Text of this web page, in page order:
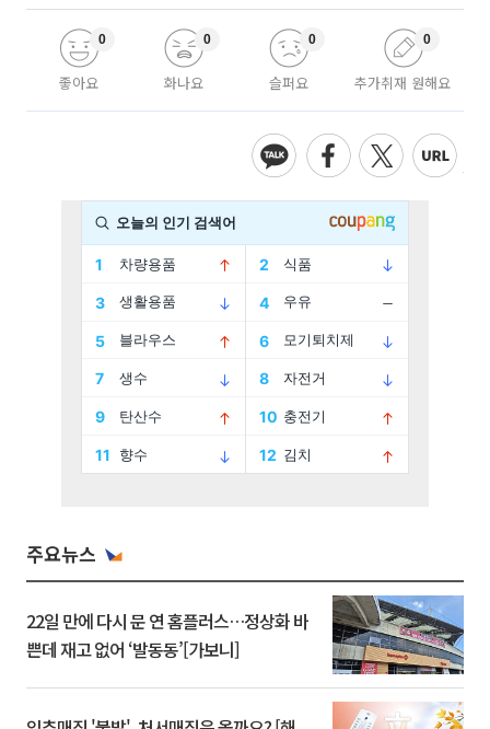
좋아요
0
화나요
0
슬퍼요
0
추가취재 원해요
0
주요뉴스
22일 만에 다시 문 연 홈플러스…정상화 바
쁜데 재고 없어 ‘발동동’[가보니]